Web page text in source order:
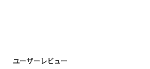
ユーザーレビュー